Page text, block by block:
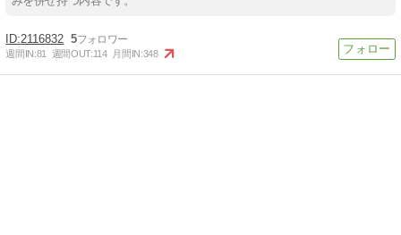
2116832 5
週間IN:81 週間OUT:114 月間IN:348